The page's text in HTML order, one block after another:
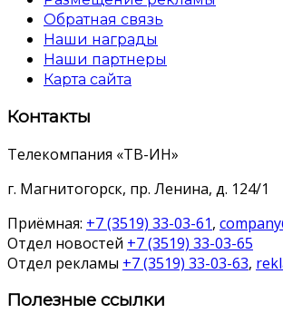
Обратная связь
Наши награды
Наши партнеры
Карта сайта
Контакты
Телекомпания «ТВ-ИН»
г. Магнитогорск, пр. Ленина, д. 124/1
Приёмная: +7 (3519) 33-03-61,
Отдел новостей +7 (3519) 33-03-65
Отдел рекламы +7 (3519) 33-03-63,
Полезные ссылки